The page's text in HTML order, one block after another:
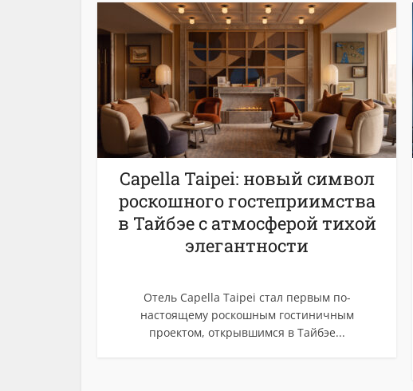
Capella Taipei: новый символ
роскошного гостеприимства
в Тайбэе с атмосферой тихой
элегантности
Отель Capella Taipei стал первым по-
настоящему роскошным гостиничным
проектом, открывшимся в Тайбэе...